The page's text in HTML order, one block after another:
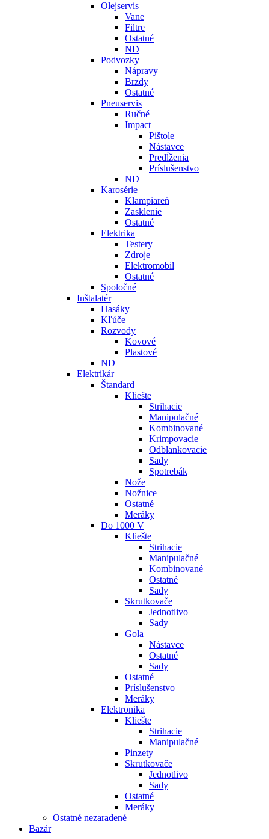
Olejservis
Vane
Filtre
Ostatné
ND
Podvozky
Nápravy
Brzdy
Ostatné
Pneuservis
Ručné
Impact
Pištole
Nástavce
Predĺženia
Príslušenstvo
ND
Karosérie
Klampiareň
Zasklenie
Ostatné
Elektrika
Testery
Zdroje
Elektromobil
Ostatné
Spoločné
Inštalatér
Hasáky
Kľúče
Rozvody
Kovové
Plastové
ND
Elektrikár
Štandard
Kliešte
Strihacie
Manipulačné
Kombinované
Krimpovacie
Odblankovacie
Sady
Spotrebák
Nože
Nožnice
Ostatné
Meráky
Do 1000 V
Kliešte
Strihacie
Manipulačné
Kombinované
Ostatné
Sady
Skrutkovače
Jednotlivo
Sady
Gola
Nástavce
Ostatné
Sady
Ostatné
Príslušenstvo
Meráky
Elektronika
Kliešte
Strihacie
Manipulačné
Pinzety
Skrutkovače
Jednotlivo
Sady
Ostatné
Meráky
Ostatné nezaradené
Bazár